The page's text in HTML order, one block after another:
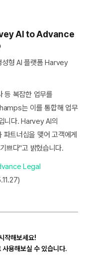
AI to Advance
형 AI 플랫폼 Harvey
등 복잡한 업무를
는 이를 통합해 업무
니다. Harvey AI의
트너십을 맺어 고객에게
쁘다"고 밝혔습니다.
Legal
작해보세요!
용해보실 수 있습니다.